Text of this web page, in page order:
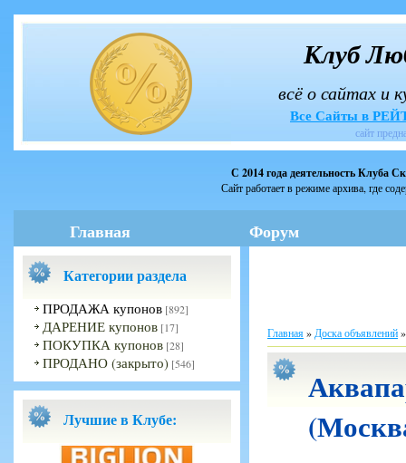
Клуб
всё о сайтах и
Все Сайты в
сайт
С 2014 года деятельность Клуба
Сайт работает в режиме архива, где
Главная Форум
Категории раздела
ПРОДАЖА купонов [892]
ДАРЕНИЕ купонов [17]
ПОКУПКА купонов [28]
ПРОДАНО (закрыто) [546]
Лучшие в Клубе:
Главная» Доска объявлений